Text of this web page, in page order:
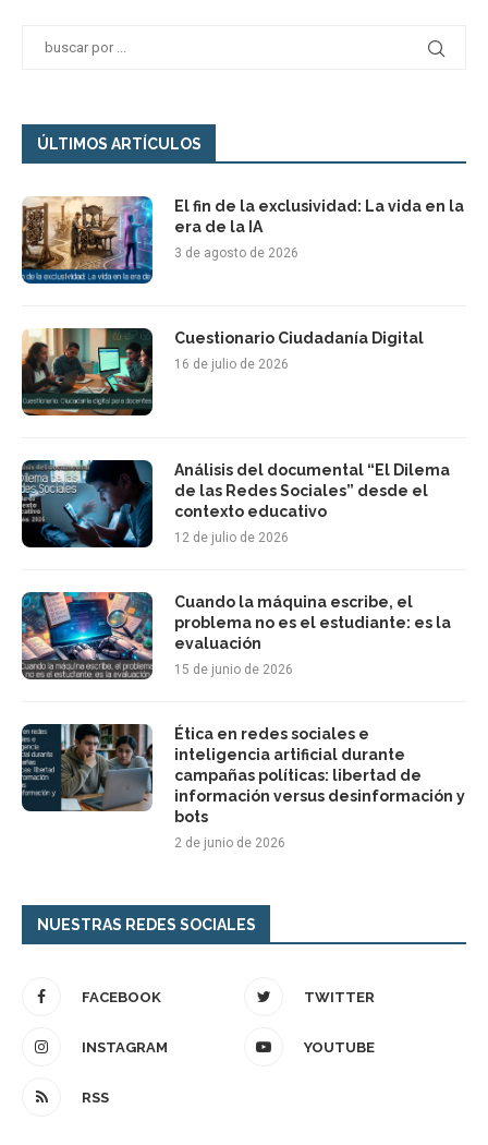
ÚLTIMOS ARTÍCULOS
El fin de la exclusividad: La vida en la
era de la IA
3 de agosto de 2026
Cuestionario Ciudadanía Digital
16 de julio de 2026
Análisis del documental “El Dilema
de las Redes Sociales” desde el
contexto educativo
12 de julio de 2026
Cuando la máquina escribe, el
problema no es el estudiante: es la
evaluación
15 de junio de 2026
Ética en redes sociales e
inteligencia artificial durante
campañas políticas: libertad de
información versus desinformación y
bots
2 de junio de 2026
NUESTRAS REDES SOCIALES
FACEBOOK TWITTER
INSTAGRAM YOUTUBE
RSS